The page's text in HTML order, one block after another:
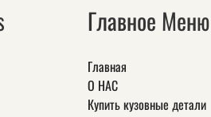
Главное Меню
Главная
О НАС
Купить кузовные детали